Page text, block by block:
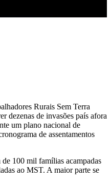
Rurais Sem Terra
dezenas de invasões país afora
um plano nacional de
de assentamentos
100 mil famílias acampadas
ao MST. A maior parte se